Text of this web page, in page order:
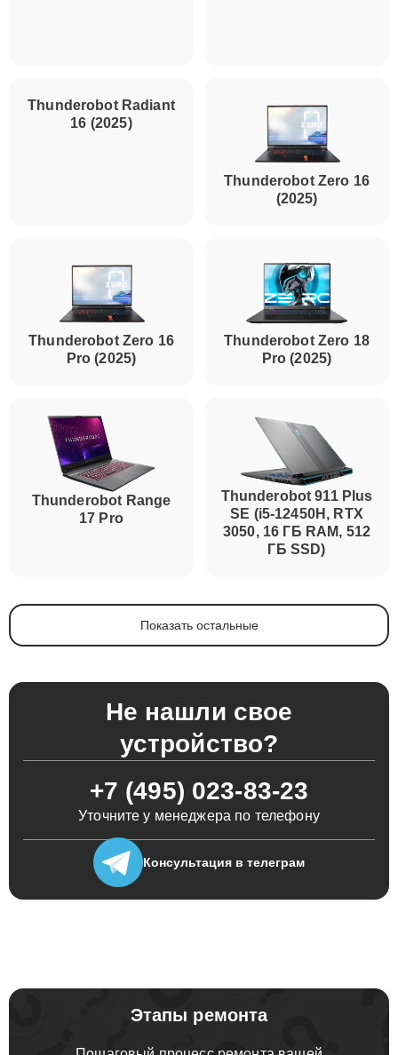
Thunderobot Radiant
16 (2025)
Thunderobot Zero 16
(2025)
Thunderobot Zero 16
Pro (2025)
Thunderobot Zero 18
Pro (2025)
Thunderobot Range
Thunderobot 911 Plus
SE (i5-12450H, RTX
3050, 16 ГБ RAM, 512
ГБ SSD)
Не нашли свое
устройство?
+7 (495) 023-83-23
Уточните у менеджера по телефону
Консультация в телеграм
Этапы ремонта